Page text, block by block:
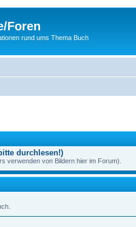
Foren
rund ums Thema Buch
durchlesen!)
verwenden von Bildern hier im Forum).